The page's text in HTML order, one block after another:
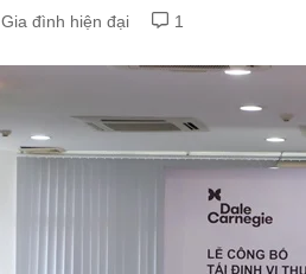
Gia đình hiện đại 1